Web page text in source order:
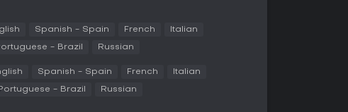
com spirit light obtido de inimigos
Entre os principais mecânicas estão o bashing
sustentado e o stomp para romper superfícies
Spanish - Spain French Italian
- Brazil Russian
Spanish - Spain French Italian
Portuguese - Brazil Russian